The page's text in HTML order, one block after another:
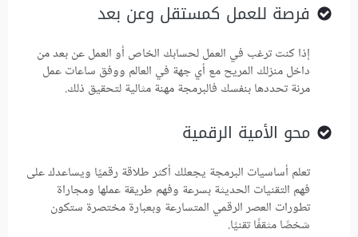
فرصة للعمل كمستقل وعن بعد
إذا كنت ترغب في العمل لحسابك الخاص أو العمل عن بعد من
داخل منزلك المريح مع أي جهة في العالم ووفق ساعات عمل
مرنة تحددها بنفسك فالبرمجة مهنة مثالية لتحقيق ذلك.
محو الأمية الرقمية
تعلم أساسيات البرمجة يجعلك أكثر طلاقة رقميًا ويساعدك على
فهم التقنيات الحديثة بسرعة وفهم طريقة عملها ومجاراة
تطورات العصر الرقمي المتسارعة وبعبارة مختصرة ستكون
شخصًا مثقفًا تقنيًا.